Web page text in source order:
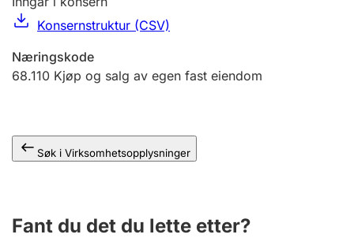
Andre tema
Konsernstruktur (CSV)
Næringskode
68.110 Kjøp og salg av egen fast eiendom
Søk i Virksomhetsopplysninger
Fant du det du lette etter?